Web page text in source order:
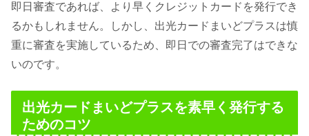
即日審査であれば、より早くクレジットカードを発行でき
るかもしれません。しかし、出光カードまいどプラスは慎
重に審査を実施しているため、即日での審査完了はできな
いのです。
出光カードまいどプラスを素早く発行する
ためのコツ